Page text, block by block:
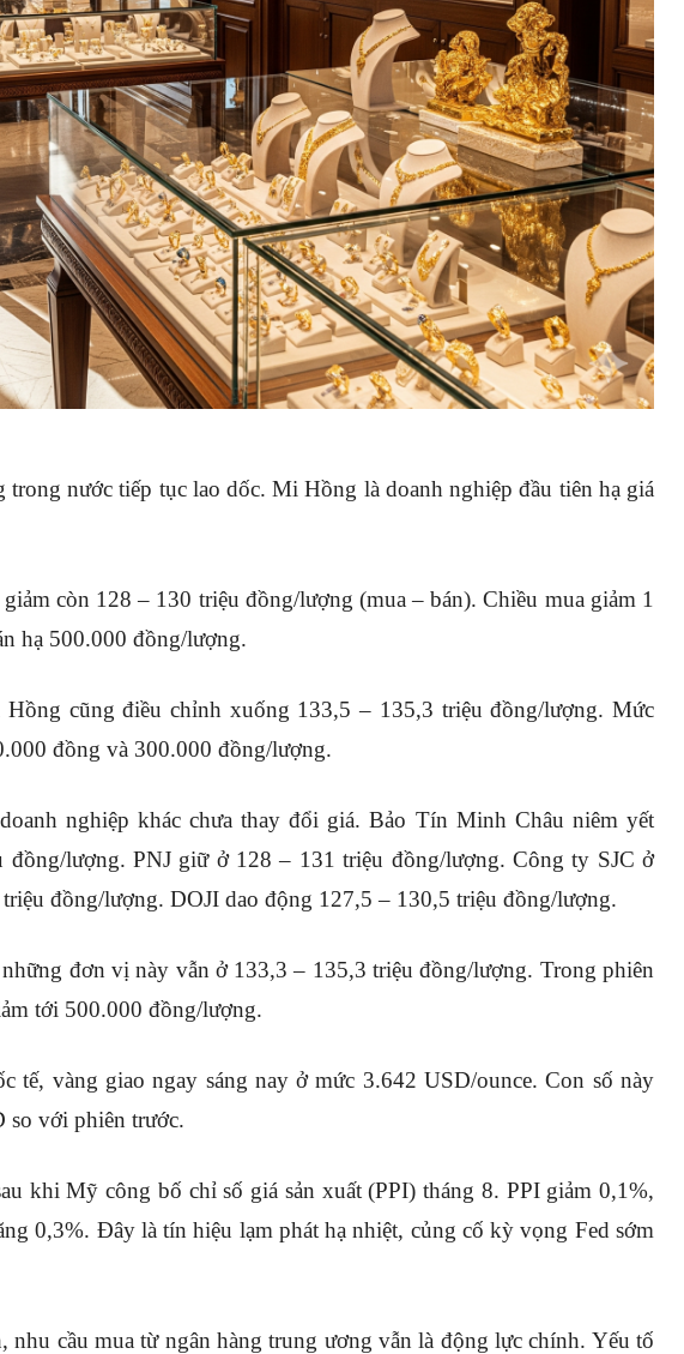
trong nước tiếp tục lao dốc. Mi Hồng là doanh nghiệp đầu tiên hạ giá
còn 128 – 130 triệu đồng/lượng (mua – bán). Chiều mua giảm 1
hạ 500.000 đồng/lượng.
cũng điều chỉnh xuống 133,5 – 135,3 triệu đồng/lượng. Mức
đồng và 300.000 đồng/lượng.
nghiệp khác chưa thay đổi giá. Bảo Tín Minh Châu niêm yết
đồng/lượng. PNJ giữ ở 128 – 131 triệu đồng/lượng. Công ty SJC ở
đồng/lượng. DOJI dao động 127,5 – 130,5 triệu đồng/lượng.
đơn vị này vẫn ở 133,3 – 135,3 triệu đồng/lượng. Trong phiên
tới 500.000 đồng/lượng.
tế, vàng giao ngay sáng nay ở mức 3.642 USD/ounce. Con số này
so với phiên trước.
khi Mỹ công bố chỉ số giá sản xuất (PPI) tháng 8. PPI giảm 0,1%,
0,3%. Đây là tín hiệu lạm phát hạ nhiệt, củng cố kỳ vọng Fed sớm
nhu cầu mua từ ngân hàng trung ương vẫn là động lực chính. Yếu tố